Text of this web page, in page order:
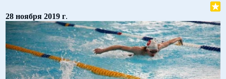
28 ноября 2019 г.